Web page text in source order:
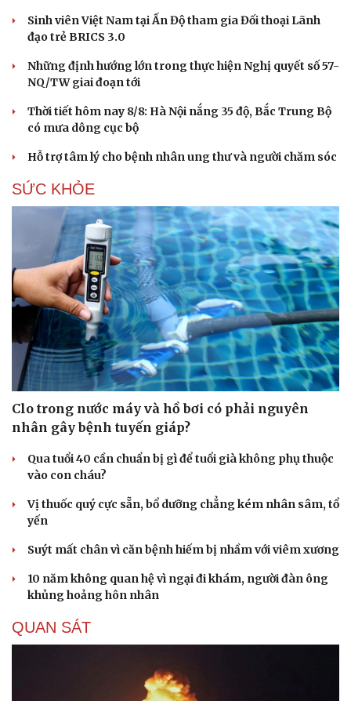
Du lịch
Tư vấn
Săn Tour
check-in
Podcast
Đọc truyện đêm khuya
Hạt giống tâm hồn
Sinh viên Việt Nam tại Ấn Độ tham gia Đối thoại Lãnh
đạo trẻ BRICS 3.0
Những định hướng lớn trong thực hiện Nghị quyết số 57-
NQ/TW giai đoạn tới
Thời tiết hôm nay 8/8: Hà Nội nắng 35 độ, Bắc Trung Bộ
có mưa dông cục bộ
Hỗ trợ tâm lý cho bệnh nhân ung thư và người chăm sóc
SỨC KHỎE
Clo trong nước máy và hồ bơi có phải nguyên
nhân gây bệnh tuyến giáp?
Qua tuổi 40 cần chuẩn bị gì để tuổi già không phụ thuộc
vào con cháu?
Vị thuốc quý cực sẵn, bổ dưỡng chẳng kém nhân sâm, tổ
yến
Suýt mất chân vì căn bệnh hiếm bị nhầm với viêm xương
10 năm không quan hệ vì ngại đi khám, người đàn ông
khủng hoảng hôn nhân
QUAN SÁT